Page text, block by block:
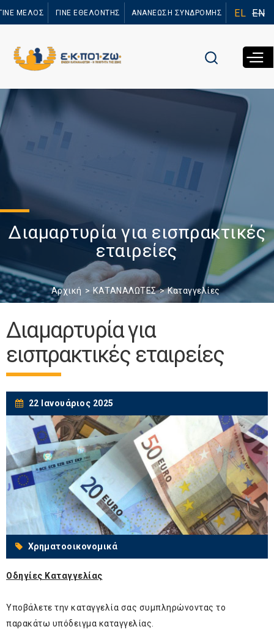
προς το
ΜΕΛΟΣ ΓΙΝΕ ΕΘΕΛΟΝΤΗΣ ΑΝΑΝΕΩΣΗ ΣΥΝΔΡΟΜΗΣ EL EN
Διαμαρτυρία για εισπρακτικές
εταιρείες
Αρχική ΚΑΤΑΝΑΛΩΤΕΣ Καταγγελίες
Διαμαρτυρία για
εισπρακτικές εταιρείες
22 Ιανουάριος 2025
Χρηματοοικονομικά
Οδηγίες Καταγγελίας
Υποβάλετε την καταγγελία σας συμπληρώνοντας το
παρακάτω υπόδειγμα καταγγελίας.